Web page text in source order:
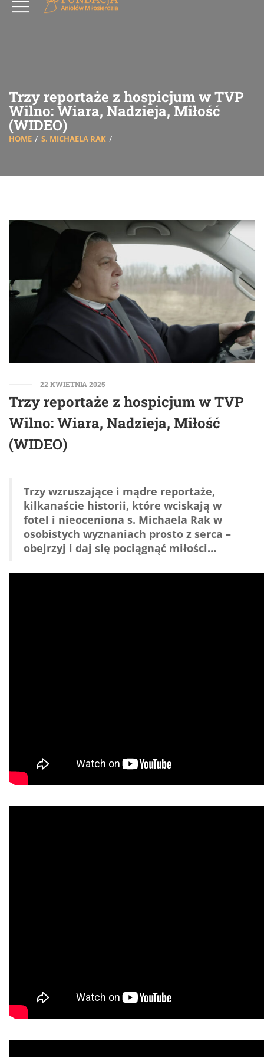
Trzy reportaże z hospicjum w TVP
Wilno: Wiara, Nadzieja, Miłość
(WIDEO)
HOME S. MICHAELA RAK
22 KWIETNIA 2025
Trzy reportaże z hospicjum w TVP
Wilno: Wiara, Nadzieja, Miłość
(WIDEO)
Trzy wzruszające i mądre reportaże,
kilkanaście historii, które wciskają w
fotel i nieoceniona s. Michaela Rak w
osobistych wyznaniach prosto z serca –
obejrzyj i daj się pociągnąć miłości…